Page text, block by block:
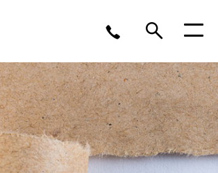
Ma/Do 9 – 17, Vr 9 – 16
02 643 12 11